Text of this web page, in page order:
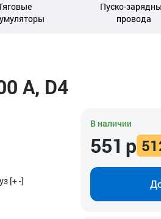
Пуско-
провода
А, D4
[+ -]
В наличии
551 р